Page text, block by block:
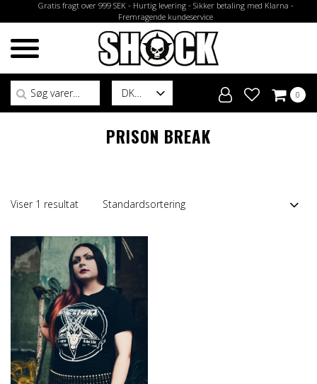
Gratis fragt over 999 SEK - Hurtig levering - Sikker betaling med Klarna -
Fremragende kundeservice
DK
Søg efter:
0
PRISON BREAK
Viser 1 resultat